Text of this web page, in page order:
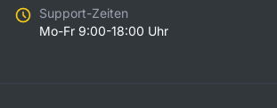
Support-Zeiten
Mo-Fr 9:00-18:00 Uhr